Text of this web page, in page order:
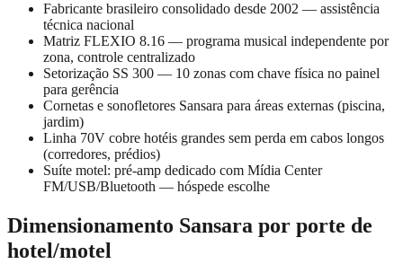
Fabricante brasileiro consolidado desde 2002 — assistência
técnica nacional
Matriz FLEXIO 8.16 — programa musical independente por
zona, controle centralizado
Setorização SS 300 — 10 zonas com chave física no painel
para gerência
Cornetas e sonofletores Sansara para áreas externas (piscina,
jardim)
Linha 70V cobre hotéis grandes sem perda em cabos longos
(corredores, prédios)
Suíte motel: pré-amp dedicado com Mídia Center
FM/USB/Bluetooth — hóspede escolhe
Dimensionamento Sansara por porte de
hotel/motel